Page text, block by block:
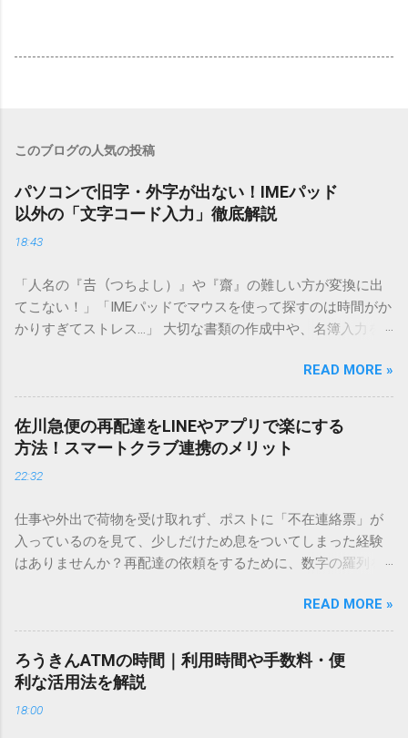
このブログの人気の投稿
パソコンで旧字・外字が出ない！IMEパッド
以外の「文字コード入力」徹底解説
18:43
「人名の『𠮷（つちよし）』や『齋』の難しい方が変換に出
てこない！」「IMEパッドでマウスを使って探すのは時間がか
かりすぎてストレス…」 大切な書類の作成中や、名簿入力を
てしまいますよね。多くの人が「IMEパッド（手書き入力）」
を使いますが、実はマウスで一画ずつ書くのは非効率です
し、似た漢字が多すぎて結局見つからないことも少なくあり
ません。 そこで今回は、IMEパッドを使わずに、特定のコー
ドを打ち込むだけで一瞬で旧字や外字、特殊記号を呼び出す
「文字コード入力」のテクニックを詳しく解説します。 この
必要はありません。 1. なぜ「変換」しても旧字・外字が出て
こないのか？ そもそも、なぜ普通の変換で出てこない漢字が
あるのでしょうか。その理由は、パソコンが文字を認識する
は、JIS規格（日本産業規格）によって「第1水準」「第2水
準」といった形で整理されています。しかし、人名や地名に
使われる非常に古い漢字（旧字）や、特定の組織だけで作ら
れた「外字」は、この一般的な変換リストに含まれていない
READ MORE »
佐川急便の再配達をLINEやアプリで楽にする
方法！スマートクラブ連携のメリット
22:32
仕事や外出で荷物を受け取れず、ポストに「不在連絡票」が
入っているのを見て、少しだけため息をついてしまった経験
はありませんか？再配達の依頼をするために、数字の羅列を
ことに申し訳なさを感じたりすることもあるかもしれませ
ん。 「もっとスムーズに、自分のタイミングで受け取りた
い」 「わざわざ電話をかけずに、スマホ一つで完結させた
い」 そんな願いを叶えてくれるのが、佐川急便の会員制サー
ビス「スマートクラブ」と、LINEや公式アプリの連携です。
これらを活用するだけで、再配達のストレスは驚くほど軽く
READ MORE »
ろうきんATMの時間｜利用時間や手数料・便
利な活用法を解説
18:00